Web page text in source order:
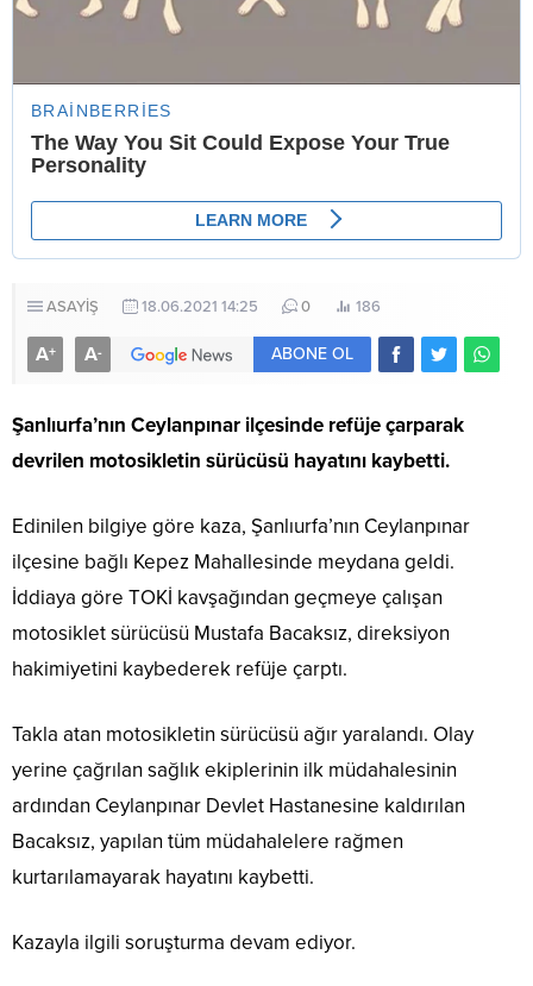
ASAYİŞ 18.06.2021 14:25 0 186
A+ A- ABONE OL
Şanlıurfa’nın Ceylanpınar ilçesinde refüje çarparak
devrilen motosikletin sürücüsü hayatını kaybetti.
Edinilen bilgiye göre kaza, Şanlıurfa’nın Ceylanpınar
ilçesine bağlı Kepez Mahallesinde meydana geldi.
İddiaya göre TOKİ kavşağından geçmeye çalışan
motosiklet sürücüsü Mustafa Bacaksız, direksiyon
hakimiyetini kaybederek refüje çarptı.
Takla atan motosikletin sürücüsü ağır yaralandı. Olay
yerine çağrılan sağlık ekiplerinin ilk müdahalesinin
ardından Ceylanpınar Devlet Hastanesine kaldırılan
Bacaksız, yapılan tüm müdahalelere rağmen
kurtarılamayarak hayatını kaybetti.
Kazayla ilgili soruşturma devam ediyor.